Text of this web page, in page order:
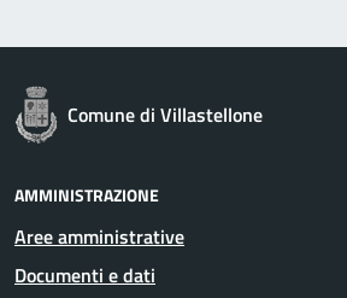
Comune di Villastellone
AMMINISTRAZIONE
Aree amministrative
Documenti e dati